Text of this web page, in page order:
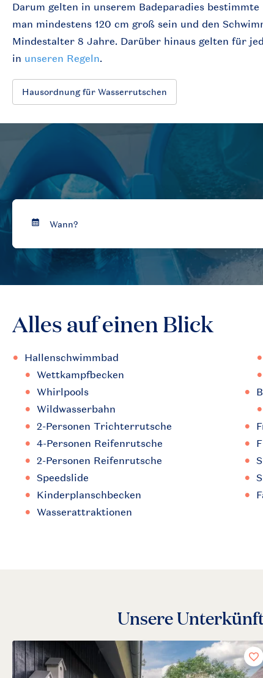
Darum gelten in unserem Badeparadies
man mindestens 120 cm groß sein und den
Mindestalter 8 Jahre. Darüber hinaus gelten für
in unseren Regeln.
Hausordnung für Wasserrutschen
Alles auf einen Blick
Hallenschwimmbad
Wettkampfbecken
Whirlpools
Wildwasserbahn
2-Personen Trichterrutsche
4-Personen Reifenrutsche
2-Personen Reifenrutsche
Speedslide
Kinderplanschbecken
Wasserattraktionen